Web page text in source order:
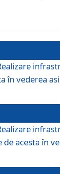
în vederea
acesta în